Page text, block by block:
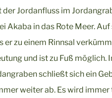
Jordanfluss im
Akaba in das Rote Meer.
zu einem Rinnsal
und ist zu Fuß möglich.
schließt sich ein
weiter ab. Es wird